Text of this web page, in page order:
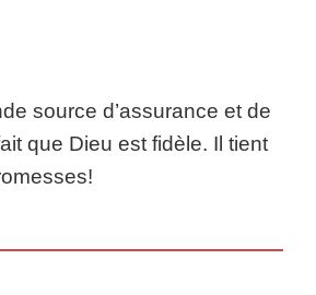
source d’assurance et de
que Dieu est fidèle. Il tient